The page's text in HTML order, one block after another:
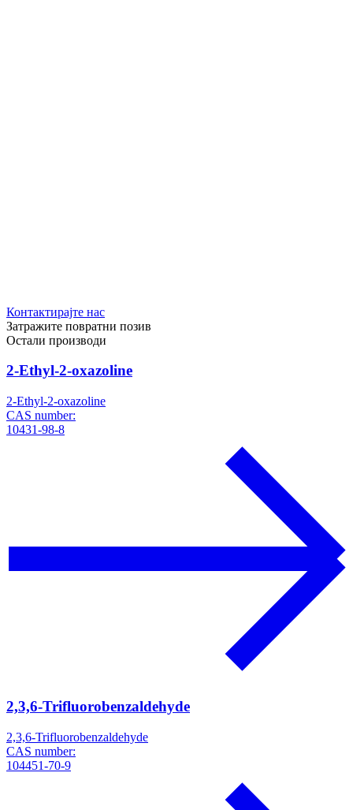
Контактирајте нас
Затражите повратни позив
Остали производи
2-Ethyl-2-oxazoline
2-Ethyl-2-oxazoline
CAS number:
10431-98-8
2,3,6-Trifluorobenzaldehyde
2,3,6-Trifluorobenzaldehyde
CAS number:
104451-70-9